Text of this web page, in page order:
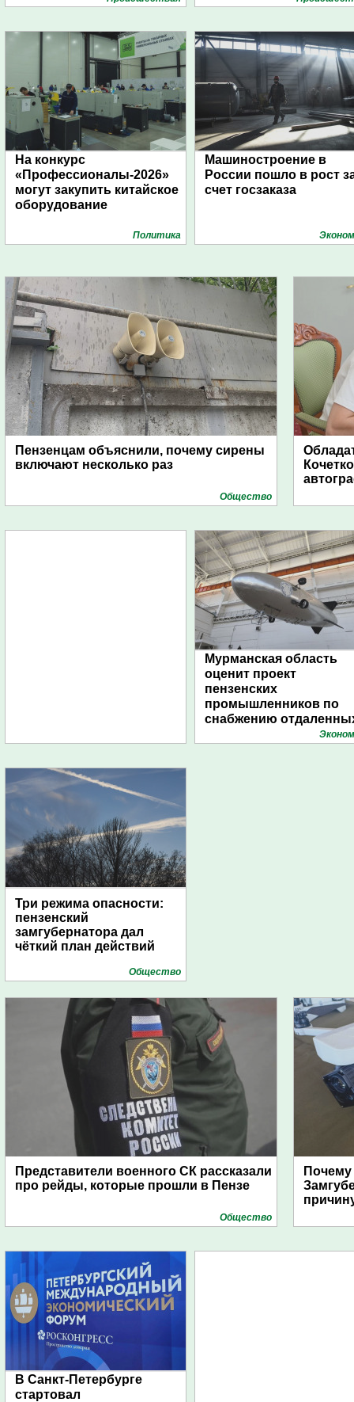
На конкурс
«Профессионалы-2026»
могут закупить китайское
оборудование
Политика
Машиностроение в
России пошло в рост
счет госзаказа
Пензенцам объяснили, почему сирены
включают несколько раз
Общество
Мурманская область
оценит проект
пензенских
промышленников по
снабжению
поселений с помощью
Три режима опасности:
пензенский
замгубернатора дал
чёткий план действий
Общество
Представители военного СК рассказали
про рейды, которые прошли в Пензе
Общество
В Санкт-Петербурге
стартовал